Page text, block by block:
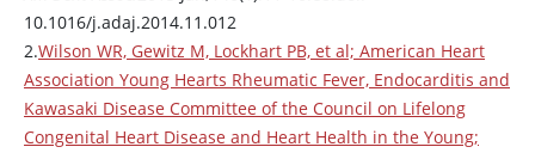
10.1016/j.adaj.2014.11.012
2.Wilson WR, Gewitz M, Lockhart PB, et al; American Heart
Association Young Hearts Rheumatic Fever, Endocarditis and
Kawasaki Disease Committee of the Council on Lifelong
Congenital Heart Disease and Heart Health in the Young;